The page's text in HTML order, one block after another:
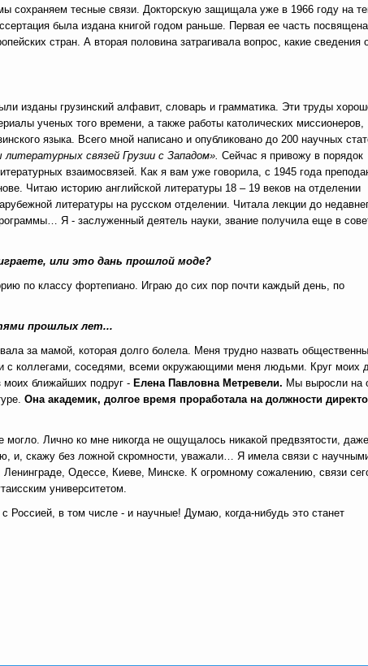
сохраняем тесные связи. Докторскую защищала уже в 1966 году на
была издана книгой годом раньше. Первая ее часть посвящена
стран. А вторая половина затрагивала вопрос, какие сведения
изданы грузинский алфавит, словарь и грамматика. Эти труды
ученых того времени, а также работы католических миссионеров,
языка. Всего мной написано и опубликовано до 200 научных
литературных связей Грузии с Западом». Сейчас я привожу в порядок
взаимосвязей. Как я вам уже говорила, с 1945 года
Читаю историю английской литературы 18 – 19 веков на отделении
литературы на русском отделении. Читала лекции до
Я - заслуженный деятель науки, звание получила еще в
или это дань прошлой моде?
по классу фортепиано. Играю до сих пор почти каждый день, по
прошлых лет...
за мамой, которая долго болела. Меня трудно назвать
с коллегами, соседями, всеми окружающими меня людьми. Круг моих
моих ближайших подруг - Елена Павловна Метревели. Мы выросли на
Она академик, долгое время проработала на должности
Лично ко мне никогда не ощущалось никакой предвзятости,
и, скажу без ложной скромности, уважали… Я имела связи с
Одессе, Киеве, Минске. К огромному сожалению, связи
университетом.
Россией, в том числе - и научные! Думаю, когда-нибудь это станет